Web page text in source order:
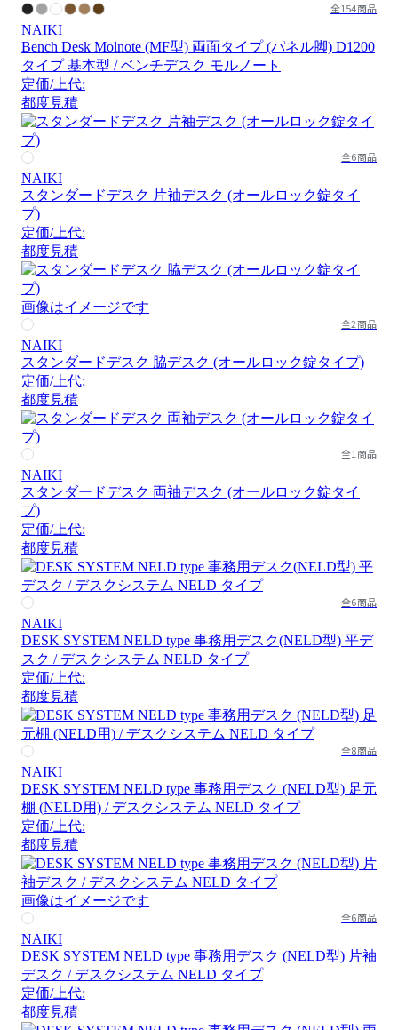
全154商品
NAIKI
Bench Desk Molnote (MF型) 両面タイプ (パネル脚) D1200
タイプ 基本型 / ベンチデスク モルノート
定価/上代:
都度見積
全6商品
NAIKI
スタンダードデスク 片袖デスク (オールロック錠タイ
プ)
定価/上代:
都度見積
画像はイメージです
全2商品
NAIKI
スタンダードデスク 脇デスク (オールロック錠タイプ)
定価/上代:
都度見積
全1商品
NAIKI
スタンダードデスク 両袖デスク (オールロック錠タイ
プ)
定価/上代:
都度見積
全6商品
NAIKI
DESK SYSTEM NELD type 事務用デスク(NELD型) 平デ
スク / デスクシステム NELD タイプ
定価/上代:
都度見積
全8商品
NAIKI
DESK SYSTEM NELD type 事務用デスク (NELD型) 足元
棚 (NELD用) / デスクシステム NELD タイプ
定価/上代:
都度見積
画像はイメージです
全6商品
NAIKI
DESK SYSTEM NELD type 事務用デスク (NELD型) 片袖
デスク / デスクシステム NELD タイプ
定価/上代:
都度見積